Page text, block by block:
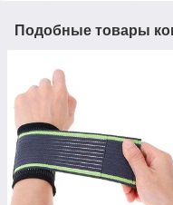
Подобные товары